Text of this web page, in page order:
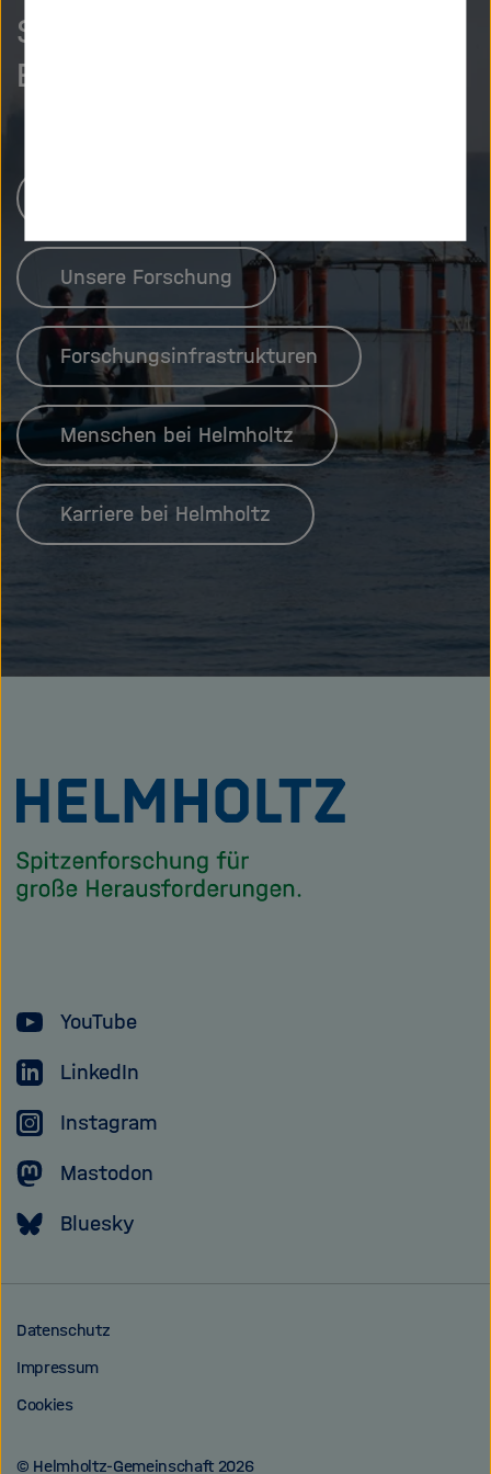
So neugierig wie wir?
Entdecken Sie mehr.
Unsere Forschung
Forschungsinfrastrukturen
Menschen bei Helmholtz
Karriere bei Helmholtz
Zu
Startseite
YouTube
LinkedIn
Instagram
Mastodon
Bluesky
Datenschutz
Impressum
Cookies
© Helmholtz-Gemeinschaft 2026